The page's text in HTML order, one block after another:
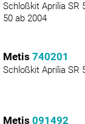
Schloßkit Aprilia SR
50 ab 2004
Metis 740201
Schloßkit Aprilia SR
Metis 091492